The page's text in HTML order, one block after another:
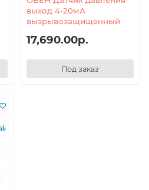
выход 4-20мА
вызрывозащищенный
17,690.00р.
Под заказ